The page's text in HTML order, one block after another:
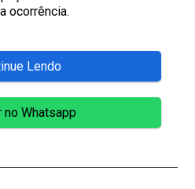
ocorrência.
Lendo
no Whatsapp